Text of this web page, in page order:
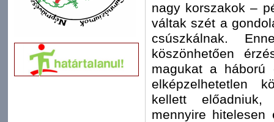
nagy korszakok –
váltak szét a
csúszkálnak.
köszönhetően
magukat a
elképzelhetetlen
kellett előadniuk,
mennyire